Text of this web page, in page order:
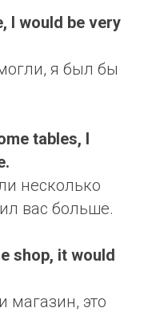
I would be very
я был бы
tables, I
несколько
вас больше.
shop, it would
магазин, это